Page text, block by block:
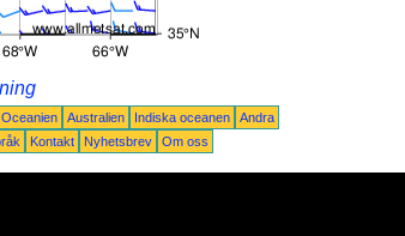
Oceanien Australien Indiska oceanen
Andra
Kontakt Nyhetsbrev Om oss